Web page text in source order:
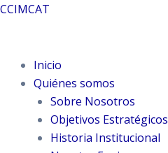
Ir
CCIMCAT
Inicio
Quiénes somos
Sobre Nosotros
Objetivos Estratégicos
Historia Institucional